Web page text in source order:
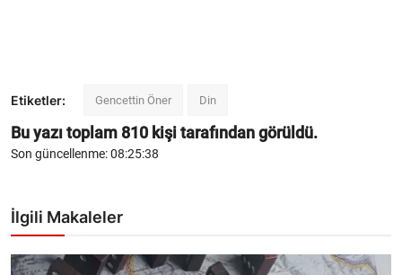
Etiketler: Gencettin Öner Din
Bu yazı toplam 810 kişi tarafından görüldü.
Son güncellenme: 08:25:38
İlgili Makaleler